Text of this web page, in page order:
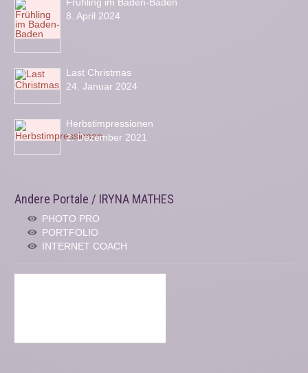
8. April 2024
Last Christmas
24. Januar 2024
Herbstimpressionen
2. Dezember 2021
Andere Portale / IRYNA MATHES
PHOTO PRO
PORTFOLIO
INTERNET COACH